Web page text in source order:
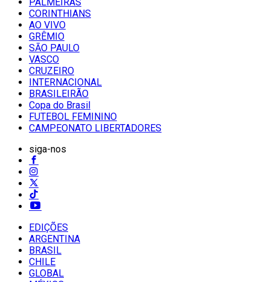
CORINTHIANS
AO VIVO
GRÊMIO
SĀO PAULO
VASCO
CRUZEIRO
INTERNACIONAL
BRASILEIRÃO
Copa do Brasil
FUTEBOL FEMININO
CAMPEONATO LIBERTADORES
siga-nos
EDIÇÕES
ARGENTINA
BRASIL
CHILE
GLOBAL